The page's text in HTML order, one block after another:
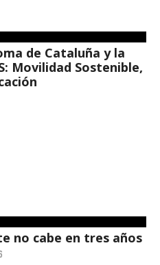
de Cataluña y la
Movilidad Sostenible,
no cabe en tres años